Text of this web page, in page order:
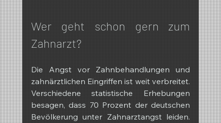
Wer geht schon gern zum
Zahnarzt?
Die Angst vor Zahnbehandlungen und
zahnärztlichen Eingriffen ist weit verbreitet.
Verschiedene statistische Erhebungen
besagen, dass 70 Prozent der deutschen
Bevölkerung unter Zahnarztangst leiden.